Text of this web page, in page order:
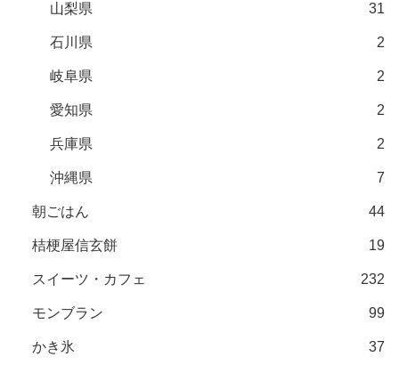
山梨県 31
石川県 2
岐阜県 2
愛知県 2
兵庫県 2
沖縄県 7
朝ごはん 44
桔梗屋信玄餅 19
スイーツ・カフェ 232
モンブラン 99
かき氷 37